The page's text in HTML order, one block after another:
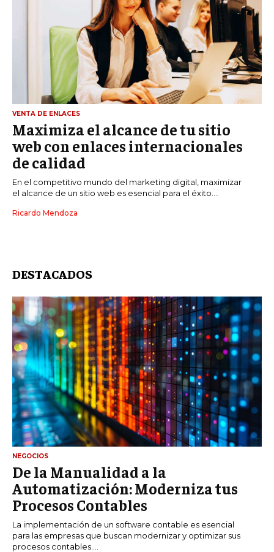
VENTA DE ENLACES
Maximiza el alcance de tu sitio
web con enlaces internacionales
de calidad
En el competitivo mundo del marketing digital, maximizar
el alcance de un sitio web es esencial para el éxito....
Ricardo Mendoza
DESTACADOS
NEGOCIOS
De la Manualidad a la
Automatización: Moderniza tus
Procesos Contables
La implementación de un software contable es esencial
para las empresas que buscan modernizar y optimizar sus
procesos contables....